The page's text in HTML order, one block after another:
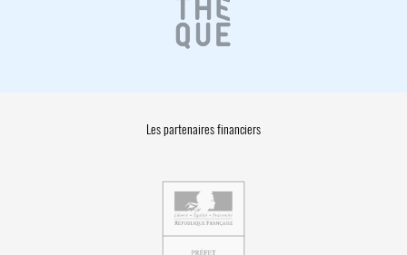
Les partenaires financiers